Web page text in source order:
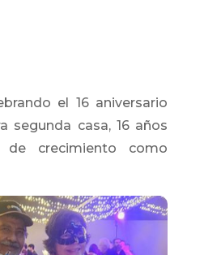
el 16 aniversario
segunda casa, 16 años
crecimiento como